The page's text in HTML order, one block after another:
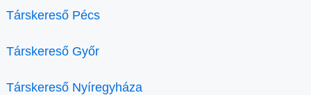
Társkereső Pécs
Társkereső Győr
Társkereső Nyíregyháza